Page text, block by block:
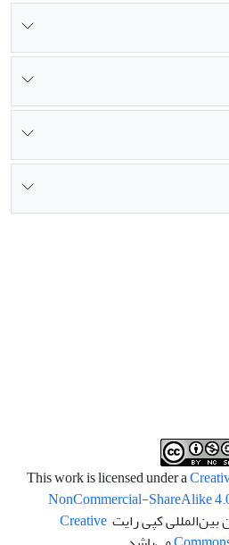
NonCommercial-ShareAlike
کپی رایتCreative